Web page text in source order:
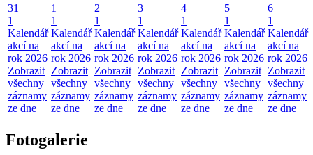
31
1
Kalendář
akcí na
rok 2026
Zobrazit
všechny
záznamy
ze dne
1
1
Kalendář
akcí na
rok 2026
Zobrazit
všechny
záznamy
ze dne
2
1
Kalendář
akcí na
rok 2026
Zobrazit
všechny
záznamy
ze dne
3
1
Kalendář
akcí na
rok 2026
Zobrazit
všechny
záznamy
ze dne
4
1
Kalendář
akcí na
rok 2026
Zobrazit
všechny
záznamy
ze dne
5
1
Kalendář
akcí na
rok 2026
Zobrazit
všechny
záznamy
ze dne
6
1
Kalendář
akcí na
rok 2026
Zobrazit
všechny
záznamy
ze dne
Fotogalerie